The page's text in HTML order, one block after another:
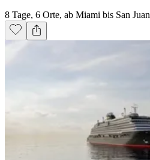
8 Tage, 6 Orte, ab Miami bis San Juan